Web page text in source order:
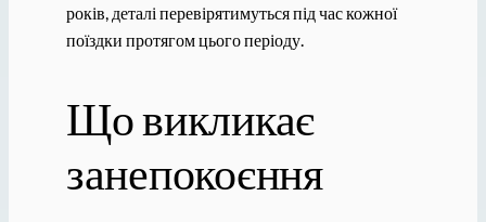
років, деталі перевірятимуться під час кожної
поїздки протягом цього періоду.
Що викликає
занепокоєння